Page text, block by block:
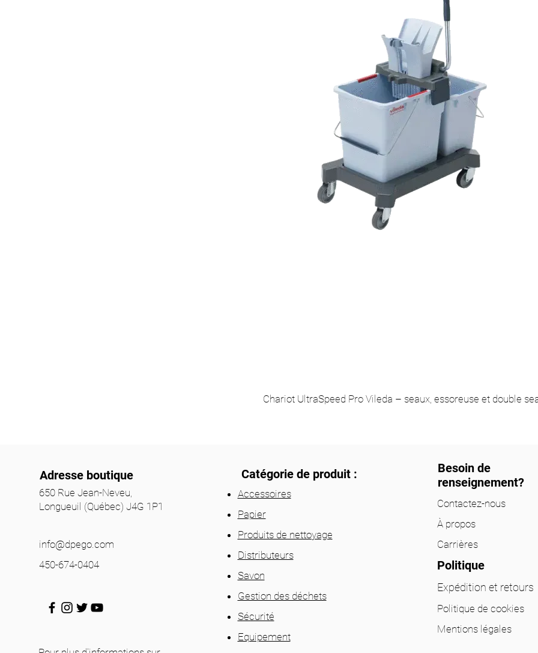
Chariot UltraSpeed Pro Vileda – seaux, essoreuse et double
Adresse boutique
650 Rue Jean-Neveu,
Longueuil (Québec) J4G 1P1
info@dpego.com
450-674-0404
Catégorie de produit :
Accessoires
Papier
Produits de nettoyage
Distributeurs
Savon
Gestion des déchets
Sécurité
Equipement
Besoin de
renseignement?
Contactez-nous
À propos
Carrières
Politique
Expédition et retours
Politique de cookies
Mentions légales